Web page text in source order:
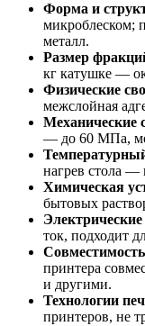
Форма и
микроблеском;
металл.
Размер
кг катушке —
Физические
межслойная
Механические
— до 60 МПа,
нагрев стола —
Химическая
бытовых
Электрические
ток, подходит
принтера
и другими.
Технологии
принтеров, не